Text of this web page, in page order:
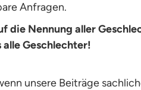
Anfragen.
die Nennung aller
Geschlechter!
unsere Beiträge